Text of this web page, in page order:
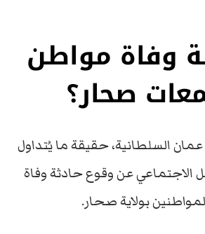
وفاة مواطن
صحار؟
السلطانية، حقيقة ما يُتداول
الاجتماعي عن وقوع حادثة وفاة
بولاية صحار.